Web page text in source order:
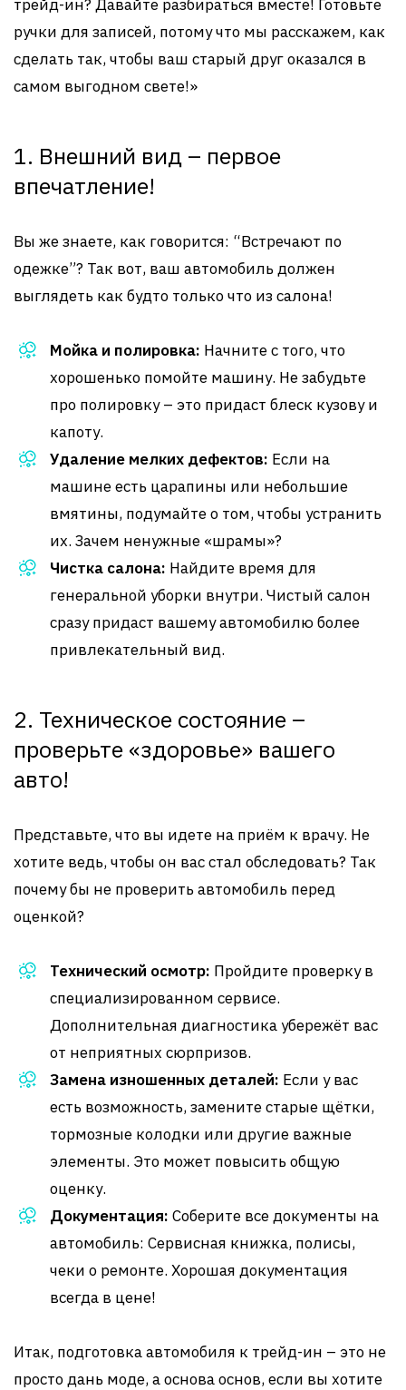
трейд-ин? Давайте разбираться вместе! Готовьте
ручки для записей, потому что мы расскажем, как
сделать так, чтобы ваш старый друг оказался в
самом выгодном свете!»
1. Внешний вид – первое
впечатление!
Вы же знаете, как говорится: “Встречают по
одежке”? Так вот, ваш автомобиль должен
выглядеть как будто только что из салона!
Мойка и полировка: Начните с того, что
хорошенько помойте машину. Не забудьте
про полировку – это придаст блеск кузову и
капоту.
Удаление мелких дефектов: Если на
машине есть царапины или небольшие
вмятины, подумайте о том, чтобы устранить
их. Зачем ненужные «шрамы»?
Чистка салона: Найдите время для
генеральной уборки внутри. Чистый салон
сразу придаст вашему автомобилю более
привлекательный вид.
2. Техническое состояние –
проверьте «здоровье» вашего
авто!
Представьте, что вы идете на приём к врачу. Не
хотите ведь, чтобы он вас стал обследовать? Так
почему бы не проверить автомобиль перед
оценкой?
Технический осмотр: Пройдите проверку в
специализированном сервисе.
Дополнительная диагностика убережёт вас
от неприятных сюрпризов.
Замена изношенных деталей: Если у вас
есть возможность, замените старые щётки,
тормозные колодки или другие важные
элементы. Это может повысить общую
оценку.
Документация: Соберите все документы на
автомобиль: Сервисная книжка, полисы,
чеки о ремонте. Хорошая документация
всегда в цене!
Итак, подготовка автомобиля к трейд-ин – это не
просто дань моде, а основа основ, если вы хотите